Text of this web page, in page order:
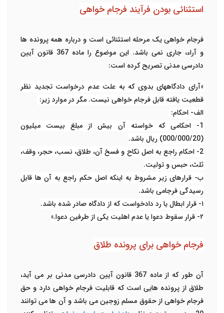
استثنائی بودن فرآیند فرجام خواهی
فرجام خواهی یک مرحله استثنائی است و درباره همه پرونده ها
و آراء، جاری نمی باشد. این موضوع را ماده 367 قانون آیین
دادرسی مدنی تصریح کرده است:
«آرای دادگاههای بدوی که به علت عدم درخواست تجدید نظر
قطعیت یافته قابل فرجام خواهی نیست. مگر در موارد زیر:
الف- احکام:
1- احکامی که خواسته آن بیش از مبلغ بیست میلیون
(000/000/20) ریال باشد
.
2- احکام راجع به اصل نکاح و فسخ آن، طلاق، نسب، حجر، وقف،
ثلث، حبس و تولیت.
ب- قرارهای زیر مشروط به اینکه اصل حکم راجع به آن ها قابل
رسیدگی فرجامی باشد.
۱- قرار ابطال یا رد دادخواست که از دادگاه صادر شده باشد.
۲- قرار سقوط دعوا یا عدم اهلیت یکی از طرفین دعوا.
»
فرجام خواهی برای پرونده طلاق
آن طور که از ماده 367 قانون آیین دادرسی مدنی بر می آید،
طلاق از پرونده هایی است که قابلیت فرجام خواهی دارد و حق
فرجام خواهی از حقوق مسلم زوجین می باشد و آن ها می توانند